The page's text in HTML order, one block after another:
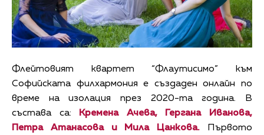
Флейтовият квартет “Флаутисимо” към
Софийската филхармония е създаден онлайн по
време на изолация през 2020-та година. В
състава са:
Кремена Ачева, Гергана Иванова,
Петра Атанасова и Мила Цанкова. Първото